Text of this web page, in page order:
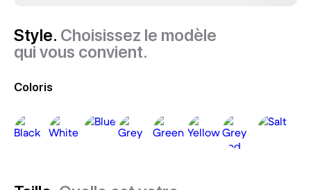
Style. Choisissez le modèle
qui vous convient.
Coloris